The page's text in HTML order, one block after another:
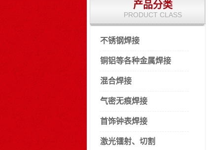
产品分类
PRODUCT CLASS
不锈钢焊接
铜铝等各种金属焊接
混合焊接
气密无痕焊接
首饰钟表焊接
激光镭射、切割